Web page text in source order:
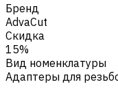
Бренд
AdvaCut
Скидка
15%
Вид номенклатуры
Адаптеры для